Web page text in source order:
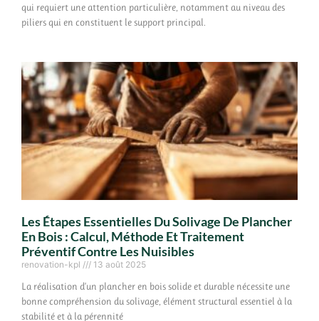
qui requiert une attention particulière, notamment au niveau des
piliers qui en constituent le support principal.
Les Étapes Essentielles Du Solivage De Plancher
En Bois : Calcul, Méthode Et Traitement
Préventif Contre Les Nuisibles
renovation-kpl 13 août 2025
La réalisation d’un plancher en bois solide et durable nécessite une
bonne compréhension du solivage, élément structural essentiel à la
stabilité et à la pérennité